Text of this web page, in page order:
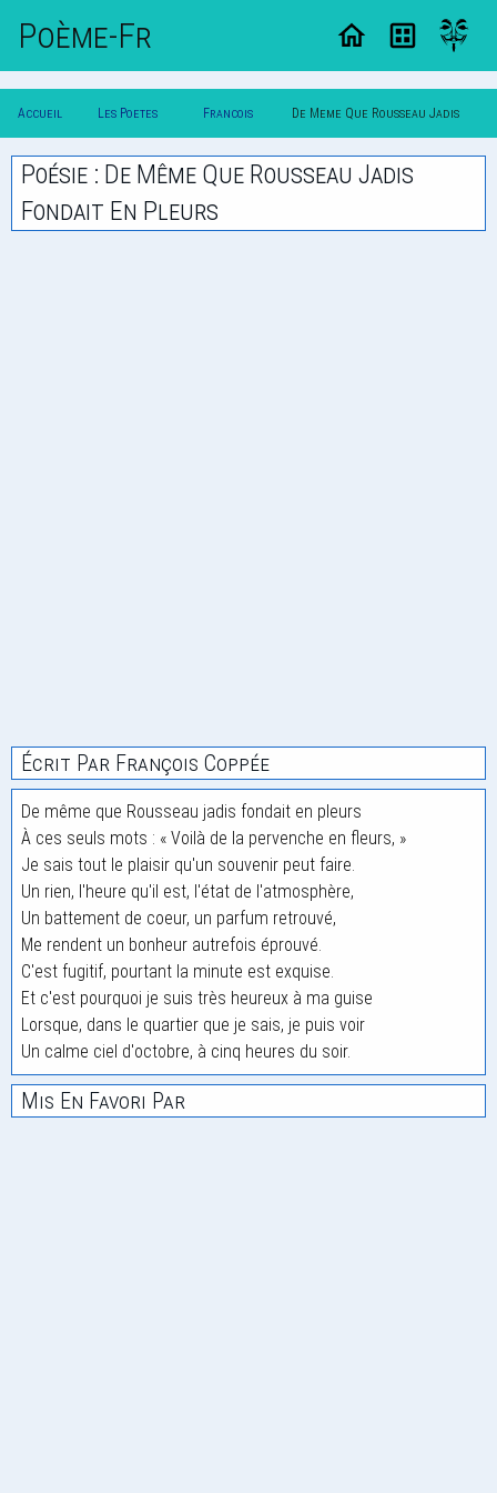
Poème-Fr
Accueil
Poesie
Les Poetes
Classique
Francois
Coppee
De Meme Que Rousseau Jadis
Fondait En Pleurs
Poésie : De Même Que Rousseau Jadis
Fondait En Pleurs
Écrit Par François Coppée
De même que Rousseau jadis fondait en pleurs
À ces seuls mots : « Voilà de la pervenche en fleurs, »
Je sais tout le plaisir qu'un souvenir peut faire.
Un rien, l'heure qu'il est, l'état de l'atmosphère,
Un battement de coeur, un parfum retrouvé,
Me rendent un bonheur autrefois éprouvé.
C'est fugitif, pourtant la minute est exquise.
Et c'est pourquoi je suis très heureux à ma guise
Lorsque, dans le quartier que je sais, je puis voir
Un calme ciel d'octobre, à cinq heures du soir.
Mis En Favori Par